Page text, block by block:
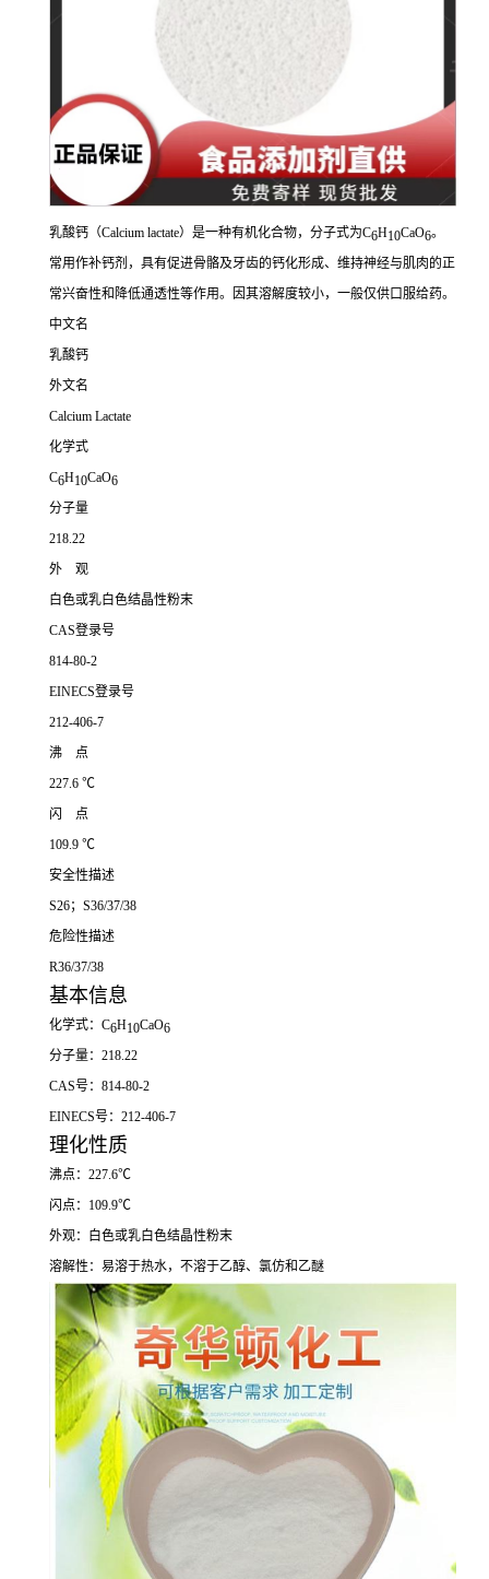
乳酸钙（Calcium lactate）是一种有机化合物，分子式为C6H10CaO6。
常用作补钙剂，具有促进骨骼及牙齿的钙化形成、维持神经与肌肉的正
常兴奋性和降低通透性等作用。因其溶解度较小，一般仅供口服给药。
中文名
乳酸钙
外文名
Calcium Lactate
化学式
C6H10CaO6
分子量
218.22
外 观
白色或乳白色结晶性粉末
CAS登录号
814-80-2
EINECS登录号
212-406-7
沸 点
227.6 ℃
闪 点
109.9 ℃
安全性描述
S26；S36/37/38
危险性描述
R36/37/38
基本信息
化学式：C6H10CaO6
分子量：218.22
CAS号：814-80-2
EINECS号：212-406-7
理化性质
沸点：227.6℃
闪点：109.9℃
外观：白色或乳白色结晶性粉末
溶解性：易溶于热水，不溶于乙醇、氯仿和乙醚